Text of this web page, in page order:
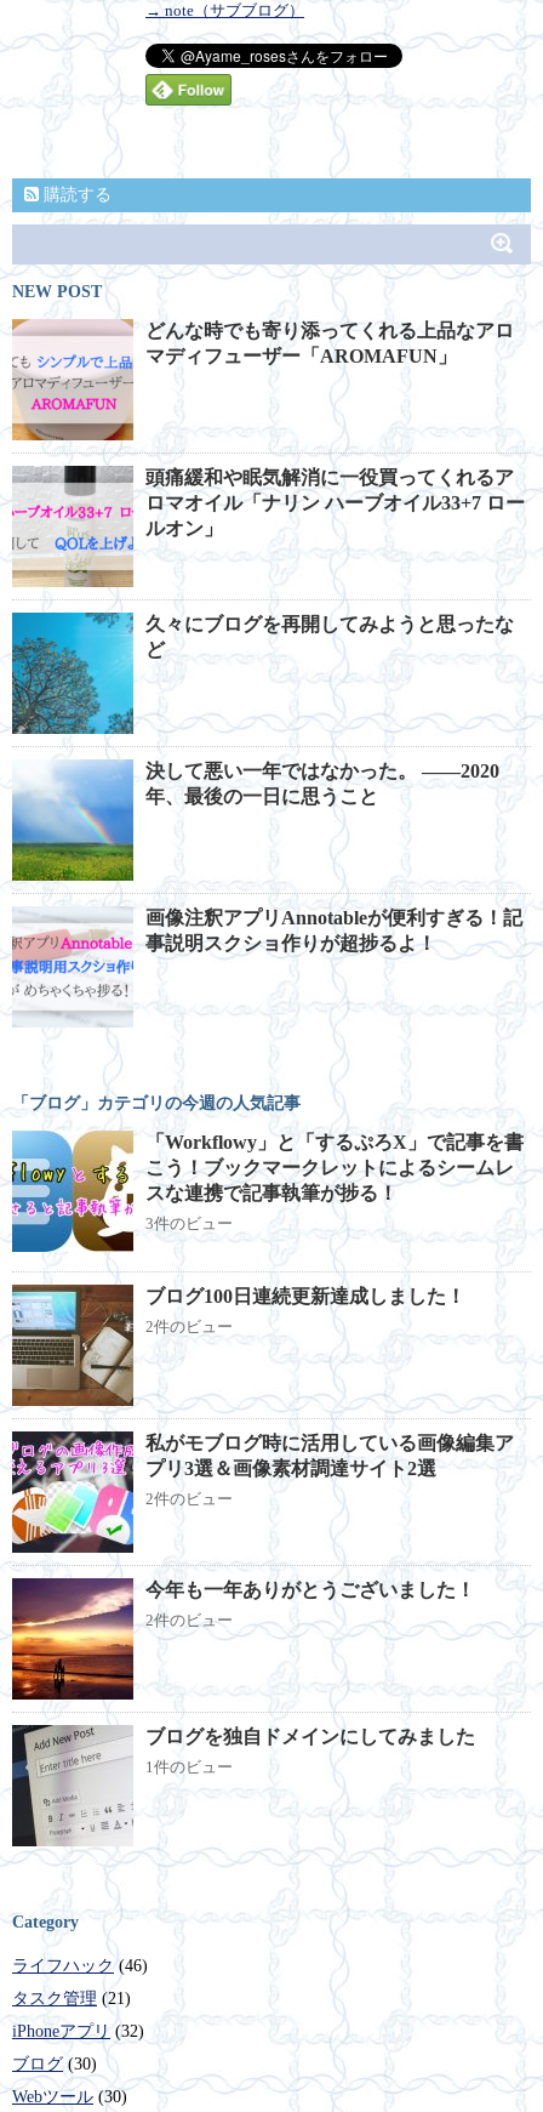
→ note（サブブログ）
購読する
NEW POST
どんな時でも寄り添ってくれる上品なアロ
マディフューザー「AROMAFUN」
頭痛緩和や眠気解消に一役買ってくれるア
ロマオイル「ナリン ハーブオイル33+7 ロー
ルオン」
久々にブログを再開してみようと思ったな
ど
決して悪い一年ではなかった。 ――2020
年、最後の一日に思うこと
画像注釈アプリAnnotableが便利すぎる！記
事説明スクショ作りが超捗るよ！
「ブログ」カテゴリの今週の人気記事
「Workflowy」と「するぷろX」で記事を書
こう！ブックマークレットによるシームレ
スな連携で記事執筆が捗る！
3件のビュー
ブログ100日連続更新達成しました！
2件のビュー
私がモブログ時に活用している画像編集ア
プリ3選＆画像素材調達サイト2選
2件のビュー
今年も一年ありがとうございました！
2件のビュー
ブログを独自ドメインにしてみました
1件のビュー
Category
ライフハック (46)
タスク管理 (21)
iPhoneアプリ (32)
ブログ (30)
Webツール (30)